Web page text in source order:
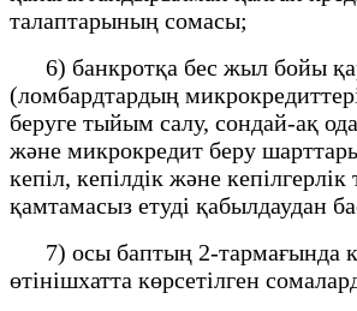
талаптарының сомасы;
6) банкротқа бес жыл бойы
(ломбардтардың
беруге тыйым салу, сондай-ақ
және микрокредит беру
кепіл, кепілдік және кепілгерлік
қамтамасыз етуді қабылдаудан
7) осы баптың 2-тармағында
өтінішхатта көрсетілген